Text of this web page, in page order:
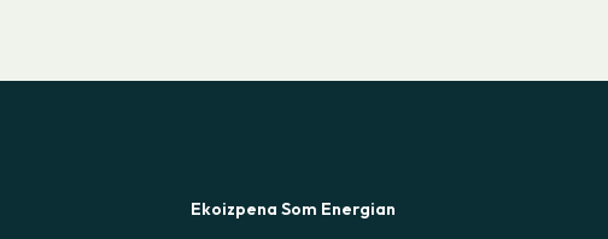
Ekoizpena Som Energian